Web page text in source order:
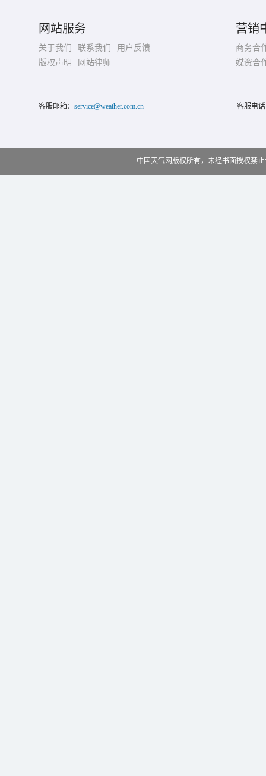
网站服务
关于我们 联系我们
用户反馈
版权声明
网站律师
营销
商务合
媒资合
客服邮箱： service@weather.com.cn 客服电
中国天气网版权所有，未经书面授权